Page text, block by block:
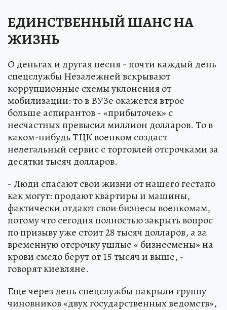
ЕДИНСТВЕННЫЙ ШАНС НА
ЖИЗНЬ
О деньгах и другая песня - почти каждый день
спецслужбы Незалежней вскрывают
коррупционные схемы уклонения от
мобилизации: то в ВУЗе окажется втрое
больше аспирантов - «прибыточек» с
несчастных превысил миллион долларов. То в
каком-нибудь ТЦК военком создаст
нелегальный сервис с торговлей отсрочками за
десятки тысяч долларов.
- Люди спасают свои жизни от нашего гестапо
как могут: продают квартиры и машины,
фактически отдают свои бизнесы военкомам,
потому что сегодня полностью закрыть вопрос
по призыву уже стоит 28 тысяч долларов, а за
временную отсрочку ушлые « бизнесмены» на
крови смело берут от 15 тысяч и выше, -
говорят киевляне.
Еще через день спецслужбы накрыли группу
чиновников «двух государственных ведомств»,